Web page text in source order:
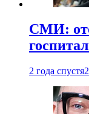
СМИ:
2 года спустя